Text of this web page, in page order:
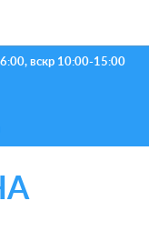
вскр 10:00-15:00